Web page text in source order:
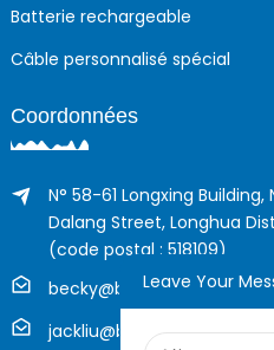
Batterie rechargeable
Câble personnalisé spécial
Coordonnées
N° 58-61 Longxing Building,
Dalang Street, Longhua
(code postal : 518109)
becky@boyingcable.com
jackliu@boyingcable.com
Leave Your